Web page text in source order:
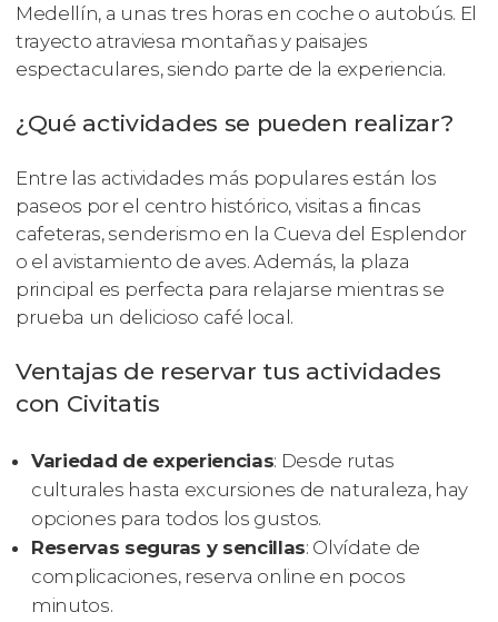
Medellín, a unas tres horas en coche o autobús. El
trayecto atraviesa montañas y paisajes
espectaculares, siendo parte de la experiencia.
¿Qué actividades se pueden realizar?
Entre las actividades más populares están los
paseos por el centro histórico, visitas a fincas
cafeteras, senderismo en la Cueva del Esplendor
o el avistamiento de aves. Además, la plaza
principal es perfecta para relajarse mientras se
prueba un delicioso café local.
Ventajas de reservar tus actividades
con Civitatis
Variedad de experiencias: Desde rutas
culturales hasta excursiones de naturaleza, hay
opciones para todos los gustos.
Reservas seguras y sencillas: Olvídate de
complicaciones, reserva online en pocos
minutos.